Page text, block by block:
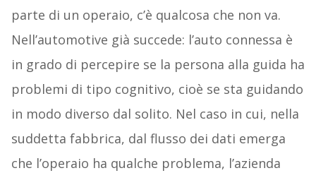
parte di un operaio, c’è qualcosa che non va.
Nell’automotive già succede: l’auto connessa è
in grado di percepire se la persona alla guida ha
problemi di tipo cognitivo, cioè se sta guidando
in modo diverso dal solito. Nel caso in cui, nella
suddetta fabbrica, dal flusso dei dati emerga
che l’operaio ha qualche problema, l’azienda